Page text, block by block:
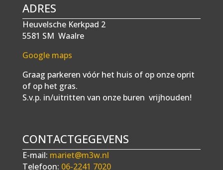
ADRES
Heuvelsche Kerkpad 2
5581 SM Waalre
Google maps
Graag parkeren vóór het huis of op onze oprit
of op het gras.
S.v.p. in/uitritten van onze buren vrijhouden!
CONTACTGEGEVENS
E-mail: mariet@m3w.nl
Telefoon: 06-2241 7020